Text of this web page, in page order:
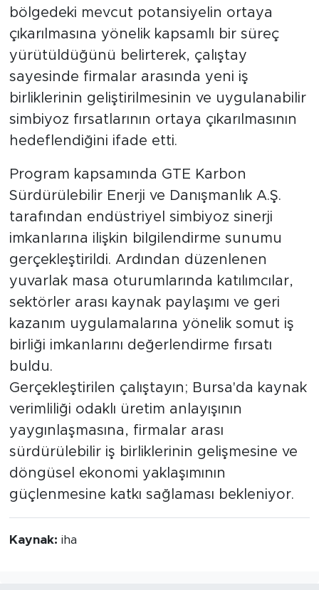
bölgedeki mevcut potansiyelin ortaya
çıkarılmasına yönelik kapsamlı bir süreç
yürütüldüğünü belirterek, çalıştay
sayesinde firmalar arasında yeni iş
birliklerinin geliştirilmesinin ve uygulanabilir
simbiyoz fırsatlarının ortaya çıkarılmasının
hedeflendiğini ifade etti.
Program kapsamında GTE Karbon
Sürdürülebilir Enerji ve Danışmanlık A.Ş.
tarafından endüstriyel simbiyoz sinerji
imkanlarına ilişkin bilgilendirme sunumu
gerçekleştirildi. Ardından düzenlenen
yuvarlak masa oturumlarında katılımcılar,
sektörler arası kaynak paylaşımı ve geri
kazanım uygulamalarına yönelik somut iş
birliği imkanlarını değerlendirme fırsatı
buldu.
Gerçekleştirilen çalıştayın; Bursa'da kaynak
verimliliği odaklı üretim anlayışının
yaygınlaşmasına, firmalar arası
sürdürülebilir iş birliklerinin gelişmesine ve
döngüsel ekonomi yaklaşımının
güçlenmesine katkı sağlaması bekleniyor.
Kaynak: iha